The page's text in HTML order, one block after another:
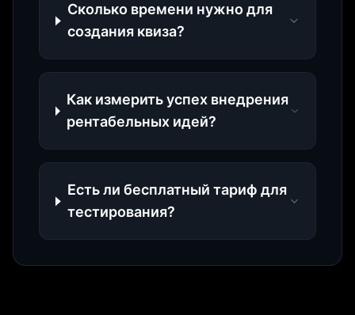
Сколько времени нужно для
создания квиза?
Как измерить успех внедрения
рентабельных идей?
Есть ли бесплатный тариф для
тестирования?